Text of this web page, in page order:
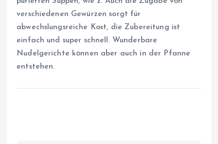
verschiedenen Gewürzen sorgt für
abwechslungsreiche Kost, die Zubereitung ist
einfach und super schnell. Wunderbare
Nudelgerichte können aber auch in der Pfanne
entstehen.